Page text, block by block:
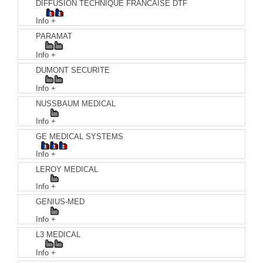
DIFFUSION TECHNIQUE FRANCAISE DTF
Info +
PARAMAT
Info +
DUMONT SECURITE
Info +
NUSSBAUM MEDICAL
Info +
GE MEDICAL SYSTEMS
Info +
LEROY MEDICAL
Info +
GENIUS-MED
Info +
L3 MEDICAL
Info +